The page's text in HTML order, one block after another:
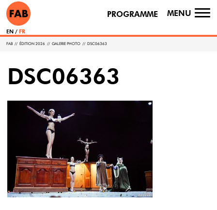
PROGRAMME MENU
EN FR
FAB // ÉDITION 2026 // GALERIE PHOTO // DSC06363
DSC06363